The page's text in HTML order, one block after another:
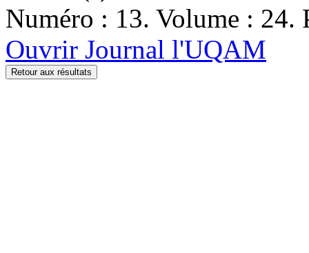
Numéro : 13. Volume : 24.
Ouvrir Journal l'UQAM
Retour aux résultats